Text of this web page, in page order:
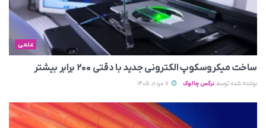
علمی
ساخت میکروسکوپ الکترونی جدید با دقتی ۲۰۰ برابر بیشتر
نوشته شده توسط نرگس چالوک